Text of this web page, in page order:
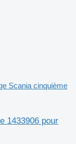
Scania cinquième
1433906 pour